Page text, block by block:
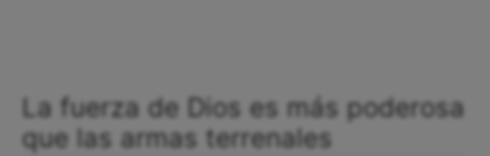
La fuerza de Dios es más poderosa
que las armas terrenales